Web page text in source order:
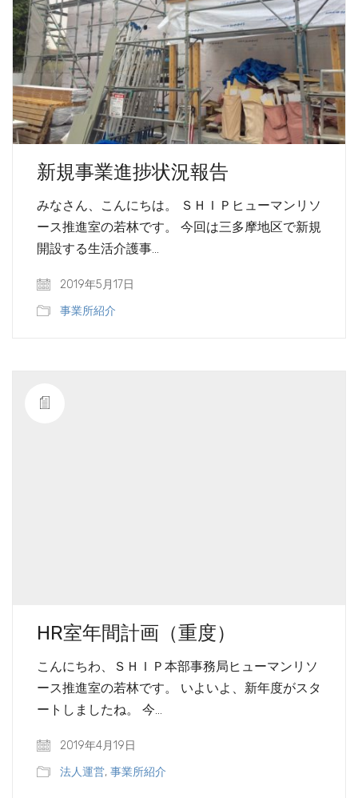
新規事業進捗状況報告
みなさん、こんにちは。 ＳＨＩＰヒューマンリソ
ース推進室の若林です。 今回は三多摩地区で新規
開設する生活介護事…
2019年5月17日
事業所紹介
HR室年間計画（重度）
こんにちわ、ＳＨＩＰ本部事務局ヒューマンリソ
ース推進室の若林です。 いよいよ、新年度がスタ
ートしましたね。 今…
2019年4月19日
法人運営, 事業所紹介